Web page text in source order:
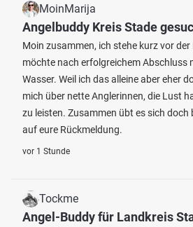
MoinMarija
Angelbuddy Kreis Stade
Moin zusammen, ich stehe kurz vor
möchte nach erfolgreichem Abschluss
Wasser. Weil ich das alleine aber eher
mich über nette Anglerinnen, die Lust
zu leisten. Zusammen übt es sich doch
auf eure Rückmeldung.
vor 1 Stunde
Tockme
Angel-Buddy für Landkreis